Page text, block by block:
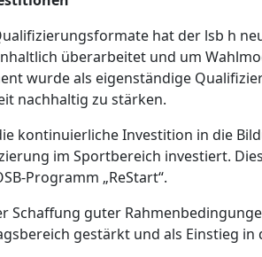
hat der lsb h
überarbeitet und um
wurde als eigenständige
nachhaltig zu stärken.
kontinuierliche Investition in die
im Sportbereich investiert.
Programm „ReStart“.
Schaffung guter
gestärkt und als Einstieg